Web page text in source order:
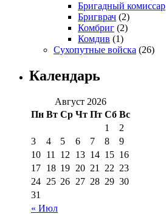
Бригадный комиссар
Бригврач (2)
Комбриг (2)
Комдив (1)
Сухопутные войска (26)
Календарь
Август 2026
Пн Вт Ср Чт Пт Сб Вс
« Июл
1
2
3
4 5 6 7 8
9
10 11 12 13 14 15 16
17 18 19 20 21 22 23
24 25 26 27 28 29 30
31